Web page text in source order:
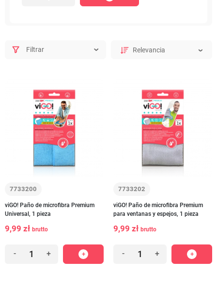
Filtrar
7733200
viGO! Paño de microfibra Premium
Universal, 1 pieza
9,99 zł brutto
- +
7733202
viGO! Paño de microfibra Premium
para ventanas y espejos, 1 pieza
9,99 zł brutto
- +